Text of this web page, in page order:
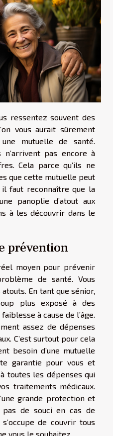
ressentez souvent des
vous aurait sûrement
mutuelle de santé.
n’arrivent pas encore à
Cela parce qu’ils ne
que cette mutuelle peut
il faut reconnaître que la
panoplie d’atout aux
à les découvrir dans le
prévention
moyen pour prévenir
de santé. Vous
atouts. En tant que sénior,
plus exposé à des
à cause de l’âge.
assez de dépenses
C’est surtout pour cela
besoin d’une mutuelle
garantie pour vous et
toutes les dépenses qui
traitements médicaux.
grande protection et
pas de souci en cas de
de couvrir tous
vous le souhaitez.